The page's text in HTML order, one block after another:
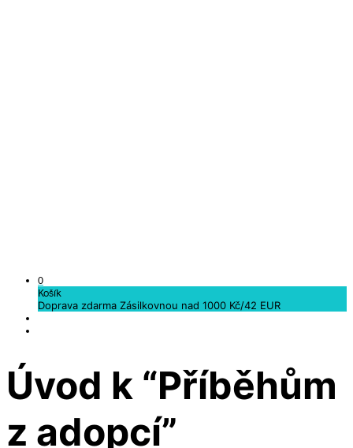
0
Košík
Doprava zdarma Zásilkovnou nad 1000 Kč/42 EUR
Úvod k “Příběhům
z adopcí”